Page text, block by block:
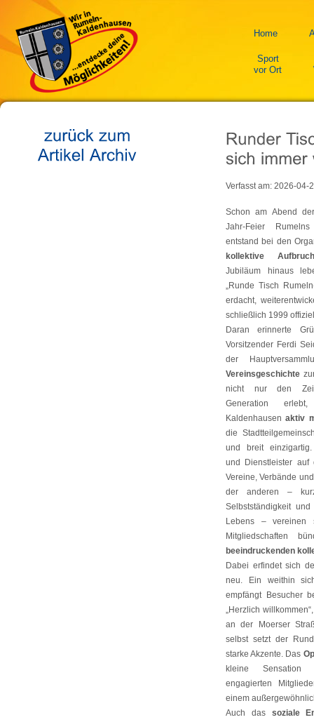
Home
Sport
vor Ort
Verfasst am: 2026-04-
Schon am Abend
Jahr-Feier
entstand bei den
kollektive
Jubiläum hinaus
„Runde Tisch
erdacht,
schließlich 1999
Daran erinnerte
Vorsitzender Ferdi
der
Vereinsgeschichte
nicht nur den
Generation
Kaldenhausenaktiv
die
und breit
und Dienstleister
Vereine, Verbände
der anderen –
Selbstständigkeit
Lebens – vereinen
Mitgliedschaften
beeindruckenden
Dabei erfindet sich
neu. Ein weithin
empfängt Besucher
„Herzlich
an der Moerser
selbst setzt der
starke Akzente. Das
kleine
engagierten
einem
Auch das soziale